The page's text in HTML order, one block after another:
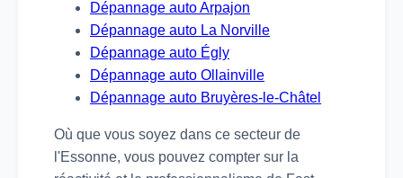
Dépannage auto Arpajon
Dépannage auto La Norville
Dépannage auto Égly
Dépannage auto Ollainville
Dépannage auto Bruyères-le-Châtel
Où que vous soyez dans ce secteur de
l'Essonne, vous pouvez compter sur la